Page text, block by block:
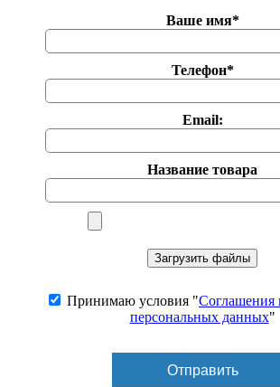
Ваше имя*
Телефон*
Email:
Название товара
Принимаю условия "Соглашения
персональных данных"